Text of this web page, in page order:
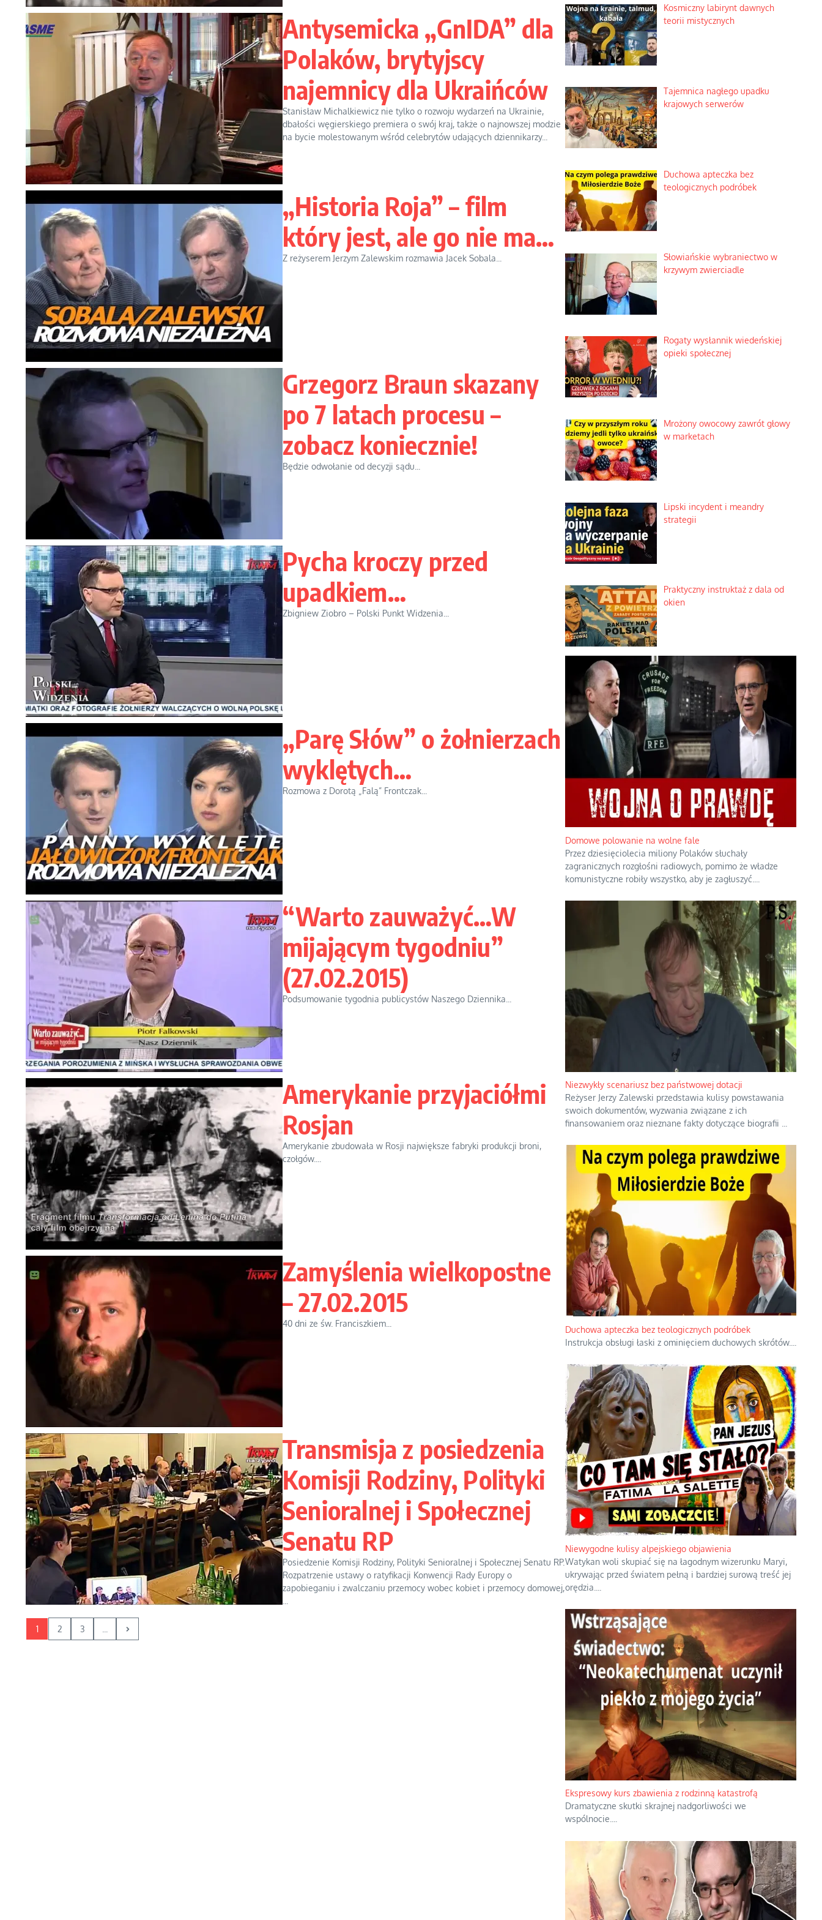
Antysemicka „GnIDA” dla
Polaków, brytyjscy
najemnicy dla Ukraińców
Stanisław Michalkiewicz nie tylko o rozwoju wydarzeń na Ukrainie,
dbałości węgierskiego premiera o swój kraj, także o najnowszej modzie
na bycie molestowanym wśród celebrytów udających dziennikarzy...
„Historia Roja” – film
który jest, ale go nie ma…
Z reżyserem Jerzym Zalewskim rozmawia Jacek Sobala...
Grzegorz Braun skazany
po 7 latach procesu –
zobacz koniecznie!
Będzie odwołanie od decyzji sądu...
Pycha kroczy przed
upadkiem…
Zbigniew Ziobro – Polski Punkt Widzenia...
„Parę Słów” o żołnierzach
wyklętych…
Rozmowa z Dorotą „Falą” Frontczak...
“Warto zauważyć…W
mijającym tygodniu”
(27.02.2015)
Podsumowanie tygodnia publicystów Naszego Dziennika...
Amerykanie przyjaciółmi
Rosjan
Amerykanie zbudowała w Rosji największe fabryki produkcji broni,
czołgów....
Zamyślenia wielkopostne
– 27.02.2015
40 dni ze św. Franciszkiem...
Transmisja z posiedzenia
Komisji Rodziny, Polityki
Senioralnej i Społecznej
Senatu RP
Posiedzenie Komisji Rodziny, Polityki Senioralnej i Społecznej Senatu RP.
Rozpatrzenie ustawy o ratyfikacji Konwencji Rady Europy o
zapobieganiu i zwalczaniu przemocy wobec kobiet i przemocy domowej,
1 2 3
Kosmiczny labirynt dawnych
teorii mistycznych
Tajemnica nagłego upadku
krajowych serwerów
Duchowa apteczka bez
teologicznych podróbek
Słowiańskie wybraniectwo w
krzywym zwierciadle
Rogaty wysłannik wiedeńskiej
opieki społecznej
Mrożony owocowy zawrót głowy
w marketach
Lipski incydent i meandry
strategii
Praktyczny instruktaż z dala od
okien
Domowe polowanie na wolne fale
Przez dziesięciolecia miliony Polaków słuchały
zagranicznych rozgłośni radiowych, pomimo że władze
komunistyczne robiły wszystko, aby je zagłuszyć.
Niezwykły scenariusz bez państwowej dotacji
Reżyser Jerzy Zalewski przedstawia kulisy powstawania
swoich dokumentów, wyzwania związane z ich
finansowaniem oraz nieznane fakty dotyczące biografii
Duchowa apteczka bez teologicznych podróbek
Instrukcja obsługi łaski z ominięciem duchowych skrótów.
Niewygodne kulisy alpejskiego objawienia
Watykan woli skupiać się na łagodnym wizerunku Maryi,
ukrywając przed światem pełną i bardziej surową treść jej
orędzia.
Ekspresowy kurs zbawienia z rodzinną katastrofą
Dramatyczne skutki skrajnej nadgorliwości we
wspólnocie.